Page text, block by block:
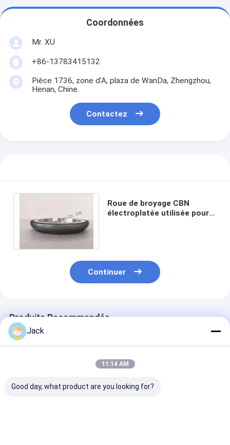
Coordonnées
Mr. XU
+86-13783415132
Pièce 1736, zone d'A, plaza de WanDa, Zhengzhou,
Henan, Chine.
Contactez
Roue de broyage CBN
électroplatée utilisée pour
Continuer
Produits Recommandés
Jack
11:14 AM
Good day, what product are you looking for?